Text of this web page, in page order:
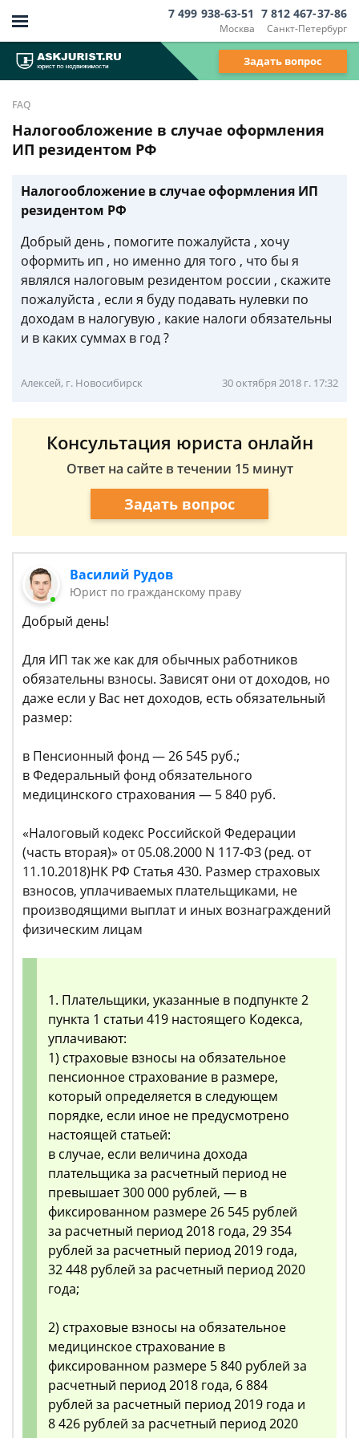
Москва
7 499 938-63-51
Санкт-Петербург
7 812 467-37-86
Задать вопрос
FAQ
Налогообложение в случае оформления
ИП резидентом РФ
Налогообложение в случае оформления ИП
резидентом РФ
Добрый день , помогите пожалуйста , хочу
оформить ип , но именно для того , что бы я
являлся налоговым резидентом россии , скажите
пожалуйста , если я буду подавать нулевки по
доходам в налогувую , какие налоги обязательны
и в каких суммах в год ?
Алексей, г. Новосибирск 30 октября 2018 г. 17:32
Консультация юриста онлайн
Ответ на сайте в течении 15 минут
Задать вопрос
Василий Рудов
Юрист по гражданскому праву
Добрый день!
Для ИП так же как для обычных работников
обязательны взносы. Зависят они от доходов, но
даже если у Вас нет доходов, есть обязательный
размер:
в Пенсионный фонд — 26 545 руб.;
в Федеральный фонд обязательного
медицинского страхования — 5 840 руб.
«Налоговый кодекс Российской Федерации
(часть вторая)» от 05.08.2000 N 117-ФЗ (ред. от
11.10.2018)НК РФ Статья 430. Размер страховых
взносов, уплачиваемых плательщиками, не
производящими выплат и иных вознаграждений
физическим лицам
1. Плательщики, указанные в подпункте 2
пункта 1 статьи 419 настоящего Кодекса,
уплачивают:
1) страховые взносы на обязательное
пенсионное страхование в размере,
который определяется в следующем
порядке, если иное не предусмотрено
настоящей статьей:
в случае, если величина дохода
плательщика за расчетный период не
превышает 300 000 рублей, — в
фиксированном размере 26 545 рублей
за расчетный период 2018 года, 29 354
рублей за расчетный период 2019 года,
32 448 рублей за расчетный период 2020
года;
2) страховые взносы на обязательное
медицинское страхование в
фиксированном размере 5 840 рублей за
расчетный период 2018 года, 6 884
рублей за расчетный период 2019 года и
8 426 рублей за расчетный период 2020